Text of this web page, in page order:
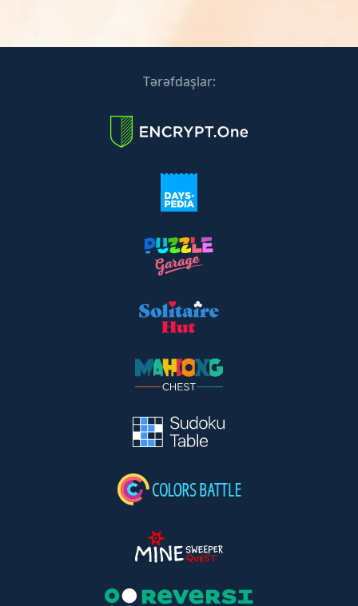
Tərəfdaşlar: